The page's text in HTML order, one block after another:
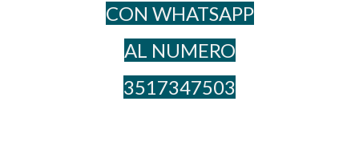
CON WHATSAPP
AL NUME​RO
3517347503